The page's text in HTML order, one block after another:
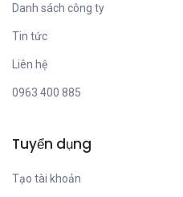
Danh sách công ty
Tin tức
Liên hệ
0963 400 885
Tuyển dụng
Tạo tài khoản